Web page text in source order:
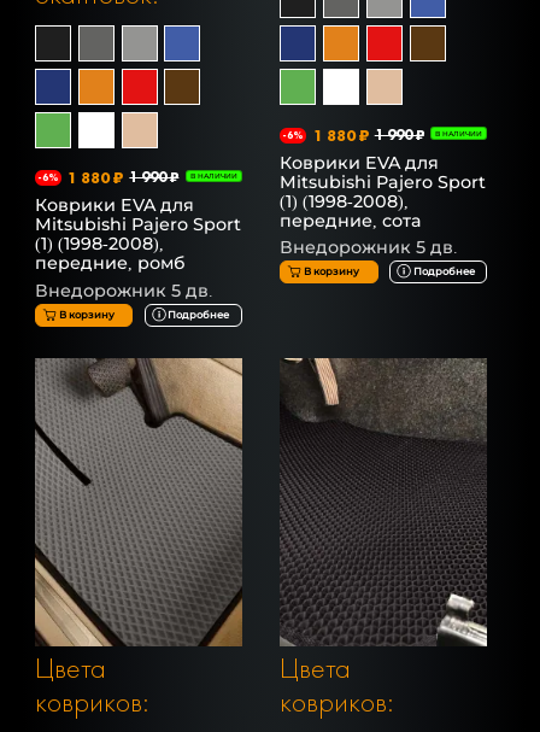
-6% 1 880 ₽ 1 990 ₽ В НАЛИЧИИ
Коврики EVA для
Mitsubishi Pajero Sport
(1) (1998-2008),
передние, ромб
Внедорожник 5 дв.
В корзину Подробнее
-6% 1 880 ₽ 1 990 ₽ В НАЛИЧИИ
Коврики EVA для
Mitsubishi Pajero Sport
(1) (1998-2008),
передние, сота
Внедорожник 5 дв.
В корзину Подробнее
Цвета
ковриков:
Цвета
ковриков: